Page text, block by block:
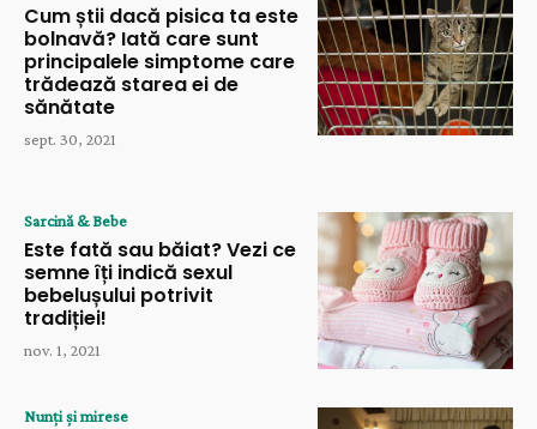
Cum știi dacă pisica ta este
bolnavă? Iată care sunt
principalele simptome care
trădează starea ei de
sănătate
sept. 30, 2021
Sarcină & Bebe
Este fată sau băiat? Vezi ce
semne îți indică sexul
bebelușului potrivit
tradiției!
nov. 1, 2021
Nunți și mirese